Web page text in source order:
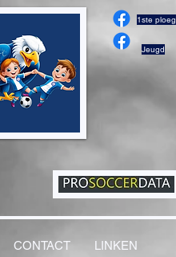
1ste ploeg
Jeugd
CONTACT LINKEN